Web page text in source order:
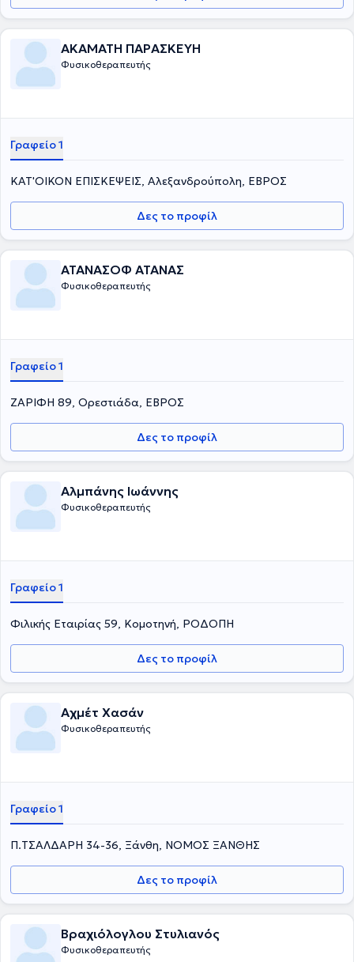
ΑΚΑΜΑΤΗ ΠΑΡΑΣΚΕΥΗ
Φυσικοθεραπευτής
Γραφείο 1
ΚΑΤ'ΟΙΚΟΝ ΕΠΙΣΚΕΨΕΙΣ, Αλεξανδρούπολη, ΕΒΡΟΣ
Δες το προφίλ
ΑΤΑΝΑΣΟΦ ΑΤΑΝΑΣ
Φυσικοθεραπευτής
Γραφείο 1
ΖΑΡΙΦΗ 89, Ορεστιάδα, ΕΒΡΟΣ
Δες το προφίλ
Αλμπάνης Ιωάννης
Φυσικοθεραπευτής
Γραφείο 1
Φιλικής Εταιρίας 59, Κομοτηνή, ΡΟΔΟΠΗ
Δες το προφίλ
Αχμέτ Χασάν
Φυσικοθεραπευτής
Γραφείο 1
Π.ΤΣΑΛΔΑΡΗ 34-36, Ξάνθη, ΝΟΜΟΣ ΞΑΝΘΗΣ
Δες το προφίλ
Βραχιόλογλου Στυλιανός
Φυσικοθεραπευτής